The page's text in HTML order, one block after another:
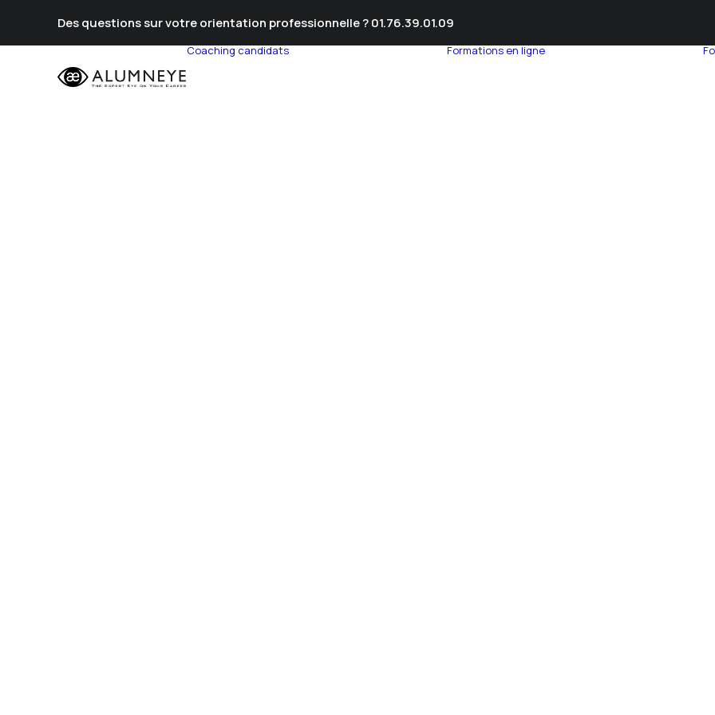
Des questions sur votre orientation professionnelle ? 01.76.39.01.09
Coaching candidats Formations en ligne